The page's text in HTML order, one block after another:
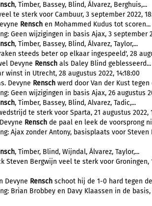
, Timber, Bassey, Blind, Álvarez, Berghuis,...
te sterk voor Cambuur, 3 september 2022,
Rensch en Mohammed Kudus tot scoren...
Geen wijzigingen in basis Ajax, 3 september
, Timber, Bassey, Blind, Álvarez, Taylor,...
steeds beter op elkaar ingespeeld', 28
Devyne Rensch als Daley Blind geblesseerd...
in Utrecht, 28 augustus 2022, 14:18:00
Devyne Rensch werd door Van der Kust tegen
Geen wijzigingen in basis Ajax, 26 augustus
, Timber, Bassey, Blind, Alvarez, Tadic,...
te sterk voor Sparta, 21 augustus 2022,
Rensch de paal en leek de voorsprong
Ajax zonder Antony, basisplaats voor Steven
, Timber, Blind, Wijndal, Álvarez, Taylor,...
Steven Bergwijn veel te sterk voor Groningen,
Devyne Rensch schoot hij de 1-0 hard tegen
Brian Brobbey en Davy Klaassen in de basis,